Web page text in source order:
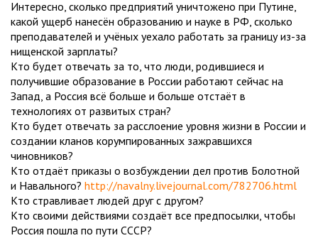
Интересно, сколько предприятий уничтожено при Путине,
какой ущерб нанесён образованию и науке в РФ, сколько
преподавателей и учёных уехало работать за границу из-за
нищенской зарплаты?
Кто будет отвечать за то, что люди, родившиеся и
получившие образование в России работают сейчас на
Запад, а Россия всё больше и больше отстаёт в
технологиях от развитых стран?
Кто будет отвечать за расслоение уровня жизни в России и
создании кланов корумпированных зажравшихся
чиновников?
Кто отдаёт приказы о возбуждении дел против Болотной
и Навального? http://navalny.livejournal.com/782706.html
Кто стравливает людей друг с другом?
Кто своими действиями создаёт все предпосылки, чтобы
Россия пошла по пути СССР?